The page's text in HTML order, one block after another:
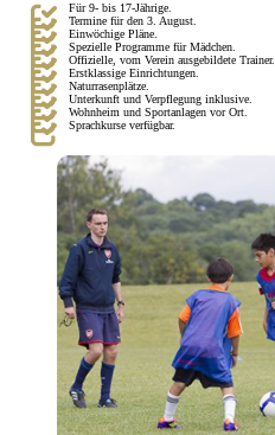
Für 9- bis 17-Jährige.
Termine für den 3. August.
Einwöchige Pläne.
Spezielle Programme für Mädchen.
Offizielle, vom Verein ausgebildete Trainer.
Erstklassige Einrichtungen.
Naturrasenplätze.
Unterkunft und Verpflegung inklusive.
Wohnheim und Sportanlagen vor Ort.
Sprachkurse verfügbar.